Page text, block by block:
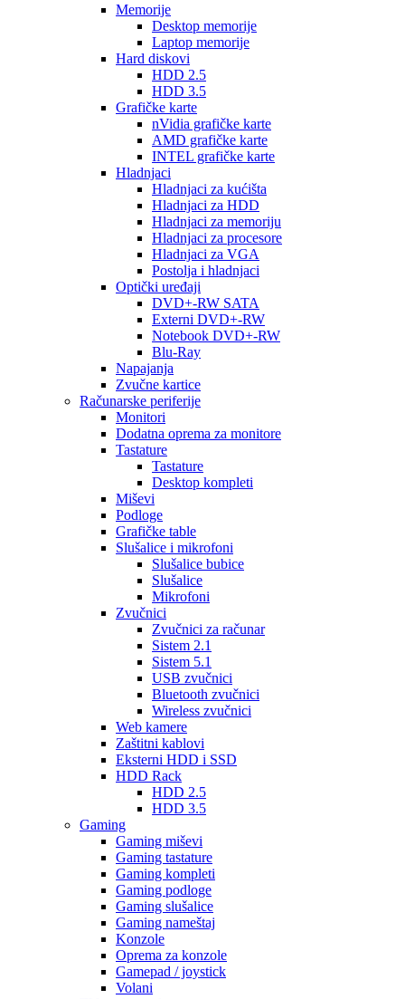
Memorije
Desktop memorije
Laptop memorije
Hard diskovi
HDD 2.5
HDD 3.5
Grafičke karte
nVidia grafičke karte
AMD grafičke karte
INTEL grafičke karte
Hladnjaci
Hladnjaci za kućišta
Hladnjaci za HDD
Hladnjaci za memoriju
Hladnjaci za procesore
Hladnjaci za VGA
Postolja i hladnjaci
Optički uređaji
DVD+-RW SATA
Externi DVD+-RW
Notebook DVD+-RW
Blu-Ray
Napajanja
Zvučne kartice
Računarske periferije
Monitori
Dodatna oprema za monitore
Tastature
Tastature
Desktop kompleti
Miševi
Podloge
Grafičke table
Slušalice i mikrofoni
Slušalice bubice
Slušalice
Mikrofoni
Zvučnici
Zvučnici za računar
Sistem 2.1
Sistem 5.1
USB zvučnici
Bluetooth zvučnici
Wireless zvučnici
Web kamere
Zaštitni kablovi
Eksterni HDD i SSD
HDD Rack
HDD 2.5
HDD 3.5
Gaming
Gaming miševi
Gaming tastature
Gaming kompleti
Gaming podloge
Gaming slušalice
Gaming nameštaj
Konzole
Oprema za konzole
Gamepad / joystick
Volani